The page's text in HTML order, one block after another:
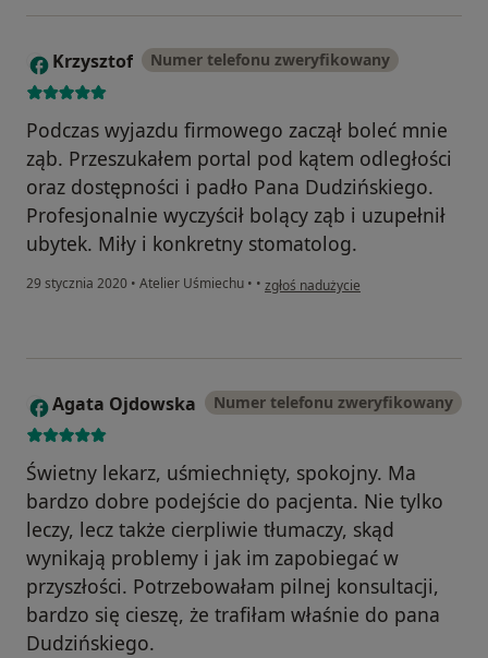
K Krzysztof Numer telefonu zweryfikowany
Podczas wyjazdu firmowego zaczął boleć mnie
ząb. Przeszukałem portal pod kątem odległości
oraz dostępności i padło Pana Dudzińskiego.
Profesjonalnie wyczyścił bolący ząb i uzupełnił
ubytek. Miły i konkretny stomatolog.
29 stycznia 2020 • Atelier Uśmiechu • • w opinii użytkownika Krzysztof
zgłoś nadużycie
A Agata Ojdowska Numer telefonu zweryfikowany
Świetny lekarz, uśmiechnięty, spokojny. Ma
bardzo dobre podejście do pacjenta. Nie tylko
leczy, lecz także cierpliwie tłumaczy, skąd
wynikają problemy i jak im zapobiegać w
przyszłości. Potrzebowałam pilnej konsultacji,
bardzo się cieszę, że trafiłam właśnie do pana
Dudzińskiego.